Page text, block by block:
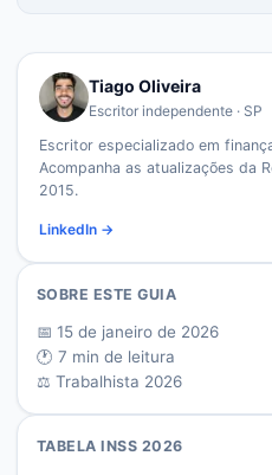
Tiago Oliveira
Escritor independente · SP
Escritor especializado em
Acompanha as atualizações da
2015.
LinkedIn →
SOBRE ESTE GUIA
📅 15 de janeiro de 2026
🕐 7 min de leitura
⚖️ Trabalhista 2026
TABELA INSS 2026